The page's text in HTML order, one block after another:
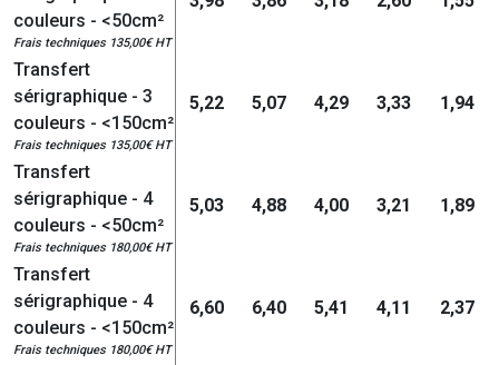
couleurs - <50cm²
Frais techniques 135,00€ HT
Transfert
sérigraphique - 3
couleurs - <150cm²
Frais techniques 135,00€ HT
5,22 5,07 4,29 3,33 1,94
Transfert
sérigraphique - 4
couleurs - <50cm²
Frais techniques 180,00€ HT
5,03 4,88 4,00 3,21 1,89
Transfert
sérigraphique - 4
couleurs - <150cm²
Frais techniques 180,00€ HT
6,60 6,40 5,41 4,11 2,37